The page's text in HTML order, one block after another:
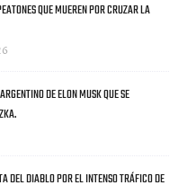
QUE MUEREN POR CRUZAR LA
DE ELON MUSK QUE SE
DEL DIABLO POR EL INTENSO TRÁFICO DE